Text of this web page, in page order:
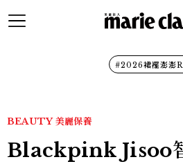
#2026裙襬澎澎
BEAUTY 美麗保養
Blackpink Jisoo